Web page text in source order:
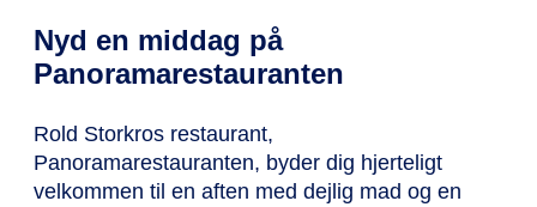
Nyd en middag på
Panoramarestauranten
Rold Storkros restaurant,
Panoramarestauranten, byder dig hjerteligt
velkommen til en aften med dejlig mad og en